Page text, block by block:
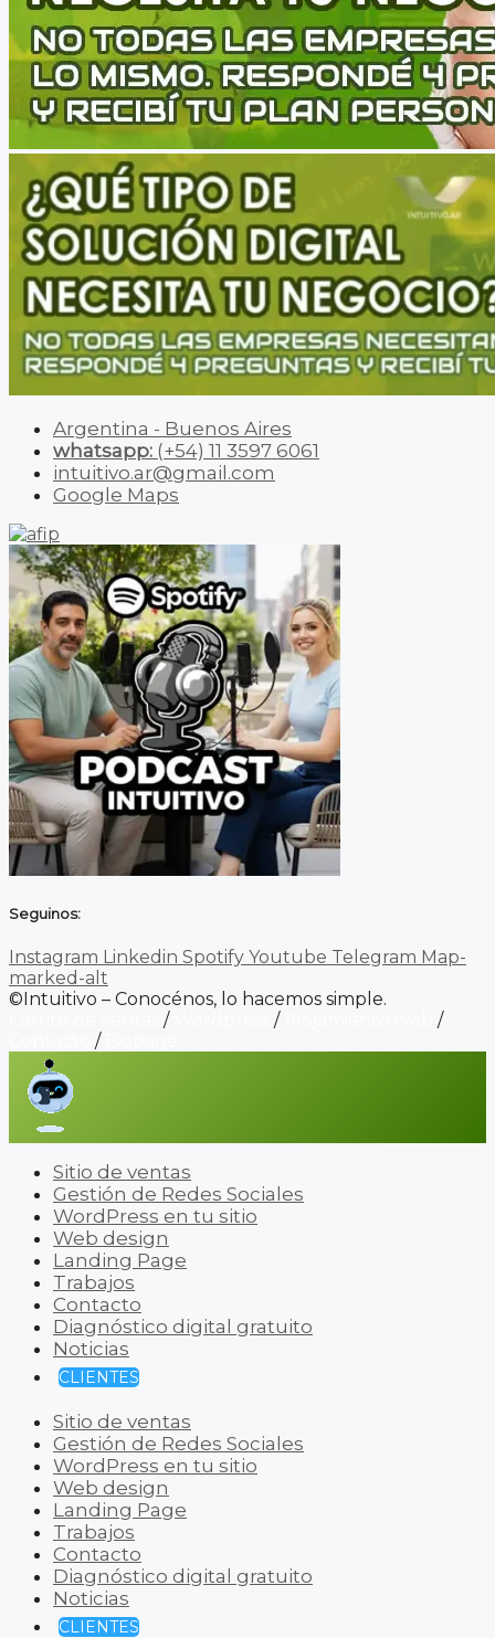
Argentina - Buenos Aires
whatsapp: (+54) 11 3597 6061
intuitivo.ar@gmail.com
Google Maps
Seguinos:
Instagram Linkedin Spotify Youtube Telegram Map-
marked-alt
©Intuitivo – Conocénos, lo hacemos simple.
/ /
/
/
Sitio de ventas
Gestión de Redes Sociales
WordPress en tu sitio
Web design
Landing Page
Trabajos
Contacto
Diagnóstico digital gratuito
Noticias
CLIENTES
Sitio de ventas
Gestión de Redes Sociales
WordPress en tu sitio
Web design
Landing Page
Trabajos
Contacto
Diagnóstico digital gratuito
Noticias
CLIENTES